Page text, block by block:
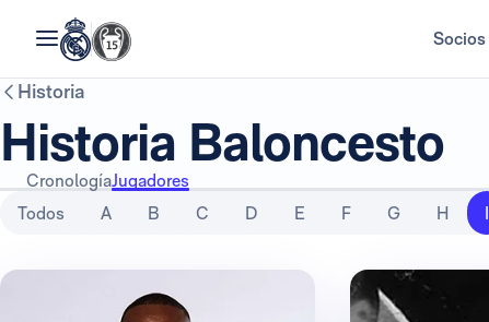
Socios
Historia
Historia Baloncesto
CronologíaJugadores
Todos
A B C D E F G H I